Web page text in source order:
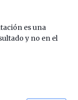
es una
y no en el